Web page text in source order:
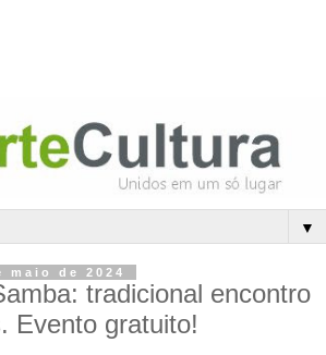
▼
de 2024
tradicional encontro
Evento gratuito!